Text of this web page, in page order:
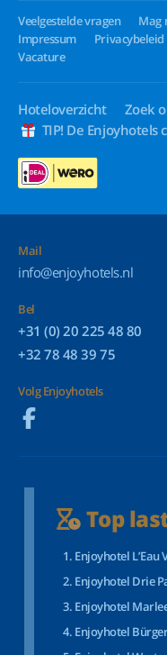
Veelgestelde vragen Mag
Impressum
Privacybeleid
Vacature
Hoteloverzicht Zoek
TIP! De Enjoyhotels
Mail
info@enjoyhotels.nl
Bel
+31 (0) 20 225 48 80
+32 78 48 39 75
Volg Enjoyhotels
Top
Enjoyhotel L’Eau
Enjoyhotel Drie
Enjoyhotel
Enjoyhotel